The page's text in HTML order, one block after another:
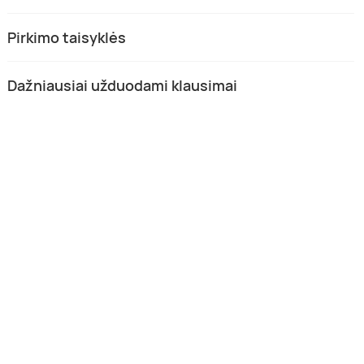
Pirkimo taisyklės
Dažniausiai užduodami klausimai